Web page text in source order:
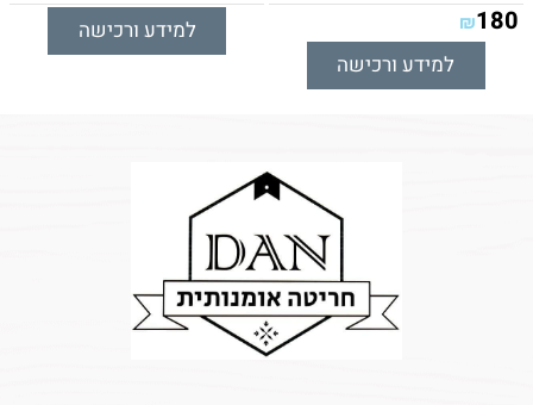
₪180
למידע ורכישה
למידע ורכישה